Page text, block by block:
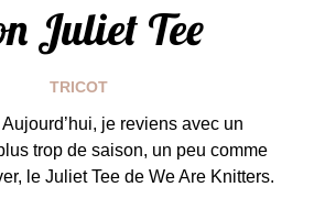
Juliet Tee
TRICOT
je reviens avec un
trop de saison, un peu comme
le Juliet Tee de We Are Knitters.